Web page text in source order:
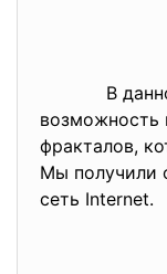
В данной
возможность
фракталов,
Мы получили
сеть Internet.